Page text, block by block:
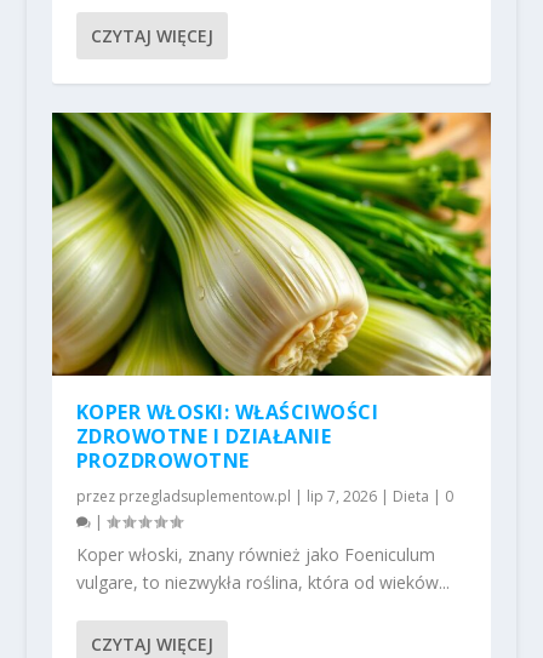
CZYTAJ WIĘCEJ
KOPER WŁOSKI: WŁAŚCIWOŚCI
ZDROWOTNE I DZIAŁANIE
PROZDROWOTNE
przez przegladsuplementow.pl | lip 7, 2026| Dieta | 0
|
Koper włoski, znany również jako Foeniculum
vulgare, to niezwykła roślina, która od wieków...
CZYTAJ WIĘCEJ